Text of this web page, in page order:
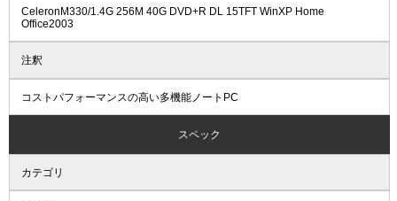
CeleronM330/1.4G 256M 40G DVD+R DL 15TFT WinXP Home
Office2003
注釈
コストパフォーマンスの高い多機能ノートPC
スペック
カテゴリ